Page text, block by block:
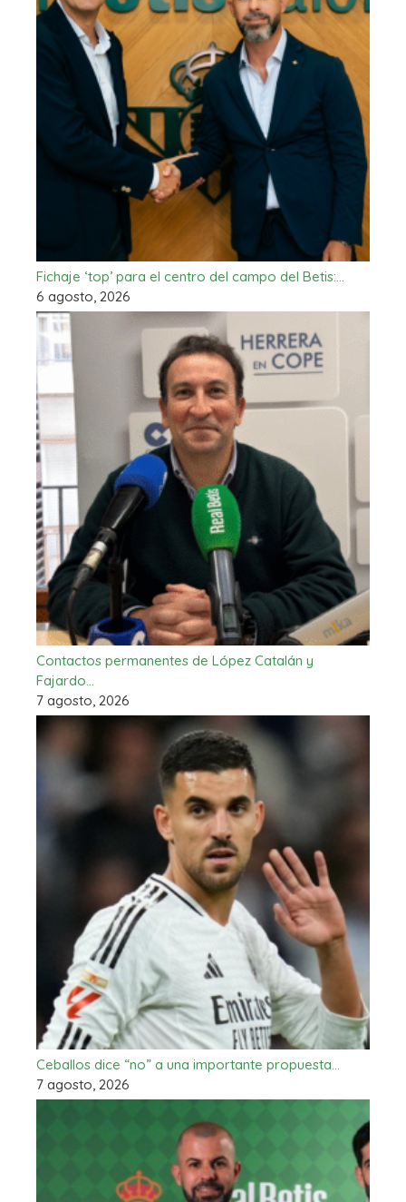
Fichaje ‘top’ para el centro del campo del Betis:…
6 agosto, 2026
Contactos permanentes de López Catalán y
Fajardo…
7 agosto, 2026
Ceballos dice “no” a una importante propuesta…
7 agosto, 2026